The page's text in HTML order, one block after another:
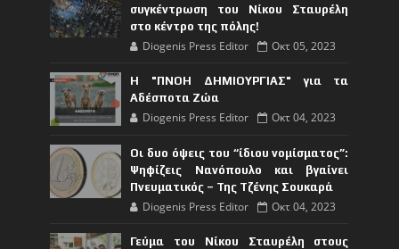
συγκέντρωση του Νίκου Σταυρέλη
στο κέντρο της πόλης!
Diogenis Press Editor Οκτ 05, 2023
Η "ΠΝΟΗ ΔΗΜΙΟΥΡΓΙΑΣ" για τα
Αδέσποτα Ζώα
Diogenis Press Editor Οκτ 04, 2023
Οι δυο όψεις του “ίδιου νομίσματος”:
Ψηφίζεις Νανόπουλο και βγαίνει
Πνευματικός – Της Τζένης Σουκαρά
Diogenis Press Editor Οκτ 04, 2023
Γεύμα του Νίκου Σταυρέλη στους